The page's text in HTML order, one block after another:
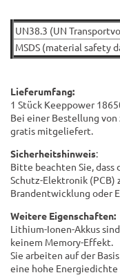
UN38.3 (UN
MSDS (material safety
Lieferumfang:
1 Stück Keeppower
Bei einer Bestellung
gratis mitgeliefert.
Sicherheitshinweis:
Bitte beachten Sie, dass
Schutz-Elektronik (PCB)
Brandentwicklung oder
Weitere Eigenschaften:
Lithium-Ionen-Akkus
keinem Memory-Effekt.
Sie arbeiten auf der
eine hohe Energiedichte